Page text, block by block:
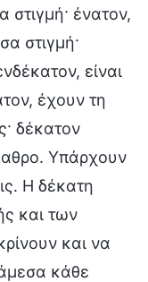
ένατον,
στιγμή·
είναι
έχουν τη
δέκατον
Υπάρχουν
Η δέκατη
και των
και να
κάθε